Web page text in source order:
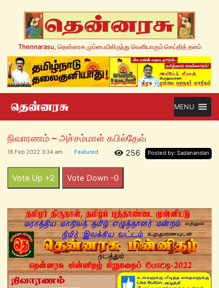
Thennarasu, தென்னரசு மும்பையிலிருந்து வெளியாகும் செய்தித் தளம்
MENU
நிவாரணம் – அச்சம்மாள் கபில்தேவ்
16 Feb 2022 3:34 am Featured Posted by: Sadanandan
256
Vote Up +2 Vote Down -0